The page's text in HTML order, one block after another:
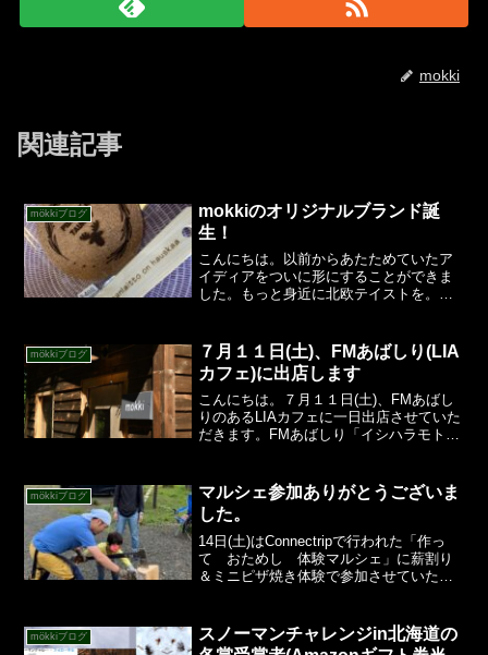
mokki
関連記事
mökkiブログ
mokkiのオリジナルブランド誕
生！
こんにちは。以前からあたためていたア
イディアをついに形にすることができま
した。もっと身近に北欧テイストを。と
北欧デザインを取り入れながら、みな...
mökkiブログ
７月１１日(土)、FMあばしり(LIA
カフェ)に出店します
こんにちは。７月１１日(土)、FMあばし
りのあるLIAカフェに一日出店させていた
だきます。FMあばしり「イシハラモトエ
ています。そのイシハラモトエさん...
mökkiブログ
マルシェ参加ありがとうございま
した。
14日(土)はConnectripで行われた「作っ
て おためし 体験マルシェ」に薪割り
＆ミニピザ焼き体験で参加させていただ
ミニピザ焼き体験に参加してくださいま
した。ど...
mökkiブログ
スノーマンチャレンジin北海道の